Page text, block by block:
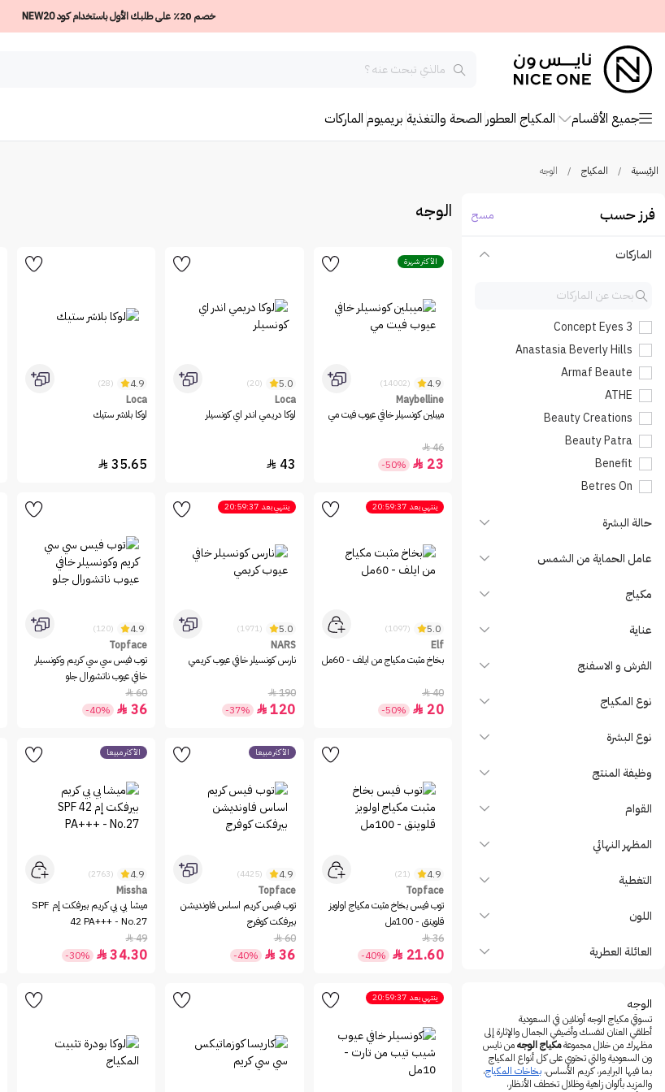
خصم 20٪ على طلبك الأول باستخدام كود NEW20
جميع الأقسام المكياج العطور الصحة والتغذية بريميوم الماركات
الرئيسية / المكياج / الوجه
فرز حسب مسح
الماركات
3 Concept Eyes
Anastasia Beverly Hills
Armaf Beaute
ATHE
Beauty Creations
Beauty Patra
Benefit
Betres On
BLATCHE
Blink
Bolver
Bourjois
Carissa Cosmetics
Charlotte Tilbury
Christian Laurent
CLIO
Covergirl
Dior
Easy Way
Enough
essence
Etude House
Eveline Cosmetics
FENTY BEAUTY
Flexitol
حالة البشرة
عامل الحماية من الشمس
مكياج
عناية
الفرش و الاسفنج
نوع المكياج
نوع البشرة
وظيفة المنتج
القوام
المظهر النهائي
التغطية
اللون
العائلة العطرية
الوجه
تسوقي مكياج الوجه أونلاين في السعودية
أطلقي العنان لنفسك وأضيفي الجمال والإثارة إلى
مظهرك من خلال مجموعةمكياج الوجهمن نايس
ون السعودية والتي تحتوي على كل أنواع المكياج
بما فيها البرايمر، كريم الأساس، بخاخات المكياج،
والمزيد بألوان زاهية وظلال تخطف الأنظار،
الوجه
الأكثر شهرة
4.9
(14002)
Maybelline
ميبلين كونسيلر خافي عيوب فيت مي
46

23

-50%
5.0
(20)
Loca
لوكا دريمي اندر اي كونسيلر
43

4.9
(28)
Loca
لوكا بلاشر ستيك
35.65

ينتهي بعد 20:59:37
5.0
(1097)
Elf
بخاخ مثبت مكياج من ايلف - 60مل
40

20

-50%
ينتهي بعد 20:59:37
5.0
(1971)
NARS
نارس كونسيلر خافي عيوب كريمي
190

120

-37%
4.9
(120)
Topface
توب فيس سي سي كريم وكونسيلر
خافي عيوب ناتشورال جلو
60

36

-40%
4.9
(21)
Topface
توب فيس بخاخ مثبت مكياج اولويز
قلوينق - 100مل
36

21.60

-40%
الأكثر مبيعاً
4.9
(4425)
Topface
توب فيس كريم اساس فاونديشن
بيرفكت كوفرج
60

36

-40%
الأكثر مبيعاً
4.9
(2763)
Missha
ميشا بي بي كريم بيرفكت إم SPF
42 PA+++ - No.27
49

34.30

-30%
ينتهي بعد 20:59:37